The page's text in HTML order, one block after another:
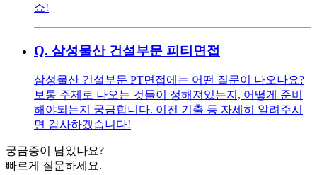
쇼!
Q. 삼성물산 건설부문 피티면접
삼성물산 건설부문 PT면접에는 어떤 질문이 나오나요?
보통 주제로 나오는 것들이 정해져있는지, 어떻게 준비
해야되는지 궁금합니다. 이전 기출 등 자세히 알려주시
면 감사하겠습니다!
궁금증이 남았나요?
빠르게 질문하세요.